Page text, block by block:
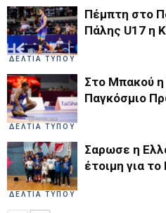
ΔΕΛΤΙΑ ΤΥΠΟΥ
Πέμπτη στο
Πάλης U17 η
ΔΕΛΤΙΑ ΤΥΠΟΥ
Στο Μπακού η
Παγκόσμιο
ΔΕΛΤΙΑ ΤΥΠΟΥ
Σαρωσε η
έτοιμη για